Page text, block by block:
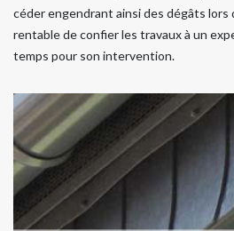
céder engendrant ainsi des dégâts
rentable de confier les travaux à un
temps pour son intervention.